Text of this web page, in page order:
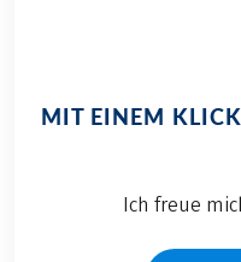
MIT EINEM
Ich freue